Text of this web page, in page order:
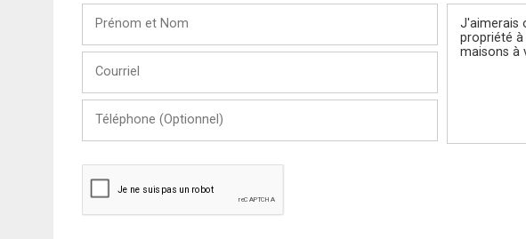
Nom
(Optionnel)